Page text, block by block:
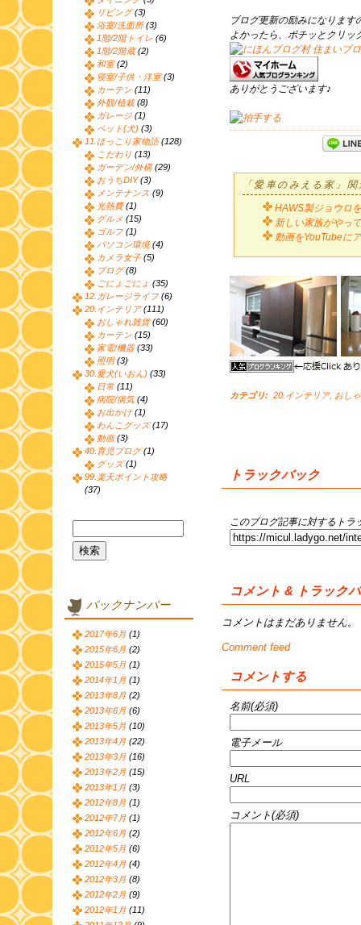
ブログ更新の励みになります
よかったら、ポチッとクリッ
ありがとうございます♪
「愛車のみえる家」
HAWS製ジョウロ
新しい家族がやっ
動画をYouTubeに
カテゴリ: 20.インテリア, おし
トラックバック
このブログ記事に対するトラ
コメント & トラック
コメントはまだありません。
Comment feed
コメントする
名前(必須)
電子メール
URL
コメント(必須)
リビング(3)
浴室/洗面所(3)
1階/2階トイレ (6)
1階/2階蔵(2)
和室(2)
寝室/子供・洋室(3)
カーテン (11)
外観/植栽(8)
ガレージ (1)
ペット(犬) (3)
11.ほっこり家物語(128)
こだわり (13)
ガーデン/外構(29)
おうちDIY(3)
メンテナンス (9)
光熱費(1)
グルメ (15)
ゴルフ (1)
パソコン環境(4)
カメラ女子 (5)
ブログ(8)
ごにょごにょ (35)
12.ガレージライフ (6)
20.インテリア(111)
おしゃれ雑貨(60)
カーテン (15)
家電/機器 (33)
照明(3)
30.愛犬(いおん) (33)
日常 (11)
病院/病気 (4)
お出かけ (1)
わんこグッズ(17)
動画(3)
40.育児ブログ(1)
グッズ(1)
99.楽天ポイント攻略
(37)
バックナンバー
2017年6月 (1)
2015年6月 (2)
2015年5月 (1)
2014年1月 (1)
2013年8月 (2)
2013年6月 (6)
2013年5月 (10)
2013年4月 (22)
2013年3月 (16)
2013年2月 (15)
2013年1月 (3)
2012年8月 (1)
2012年7月 (1)
2012年6月 (2)
2012年5月 (6)
2012年4月 (4)
2012年3月 (8)
2012年2月 (9)
2012年1月 (11)